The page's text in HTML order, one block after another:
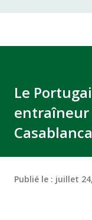
Le
entraîneur
Casablanca
Publié le : juillet